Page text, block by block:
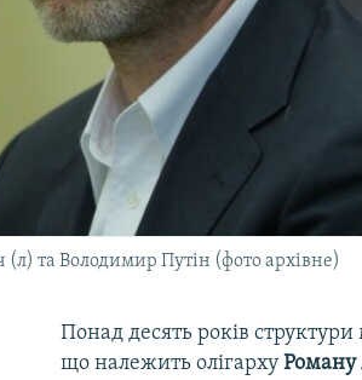
та Володимир Путін (фото архівне)
Понад десять років структури
що належить олігархуРоману